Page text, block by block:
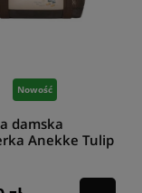
Nowość
damska
Anekke Tulip